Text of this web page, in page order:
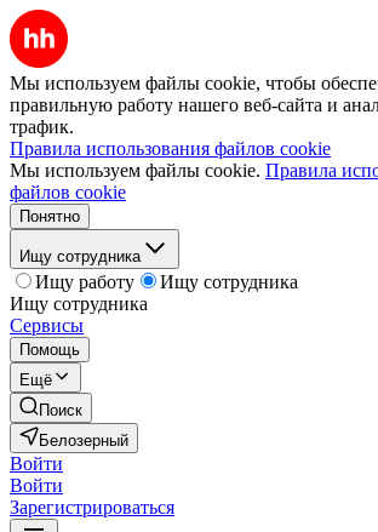
Мы используем файлы cookie, чтобы
правильную работу нашего веб-сайта и
трафик.
Правила использования файлов cookie
Мы используем файлы cookie. Правила
файлов cookie
Понятно
Ищу сотрудника
Ищу работу
Ищу сотрудника
Ищу сотрудника
Сервисы
Помощь
Ещё
Поиск
Белозерный
Войти
Войти
Зарегистрироваться